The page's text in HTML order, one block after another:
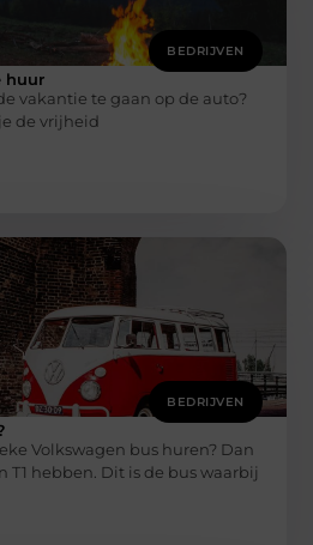
BEDRIJVEN
huur
vakantie te gaan op de auto?
de vrijheid
BEDRIJVEN
Volkswagen bus huren? Dan
T1 hebben. Dit is de bus waarbij